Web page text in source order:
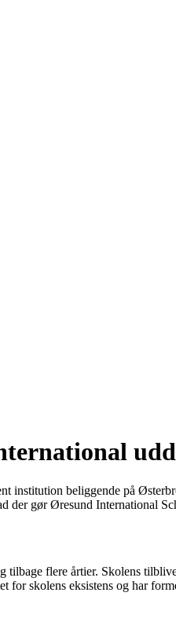
institution beliggende på
der gør Øresund International
flere årtier. Skolens
skolens eksistens og har